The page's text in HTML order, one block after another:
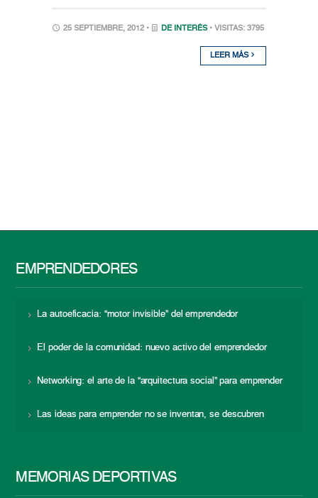
25 SEPTIEMBRE, 2012 • DE INTERÉS • VISITAS: 3795
LEER MÁS
EMPRENDEDORES
La autoeficacia: “motor invisible” del emprendedor
El poder de la comunidad: nuevo activo del emprendedor
Networking: el arte de la “arquitectura social” para emprender
Las ideas para emprender no se inventan, se descubren
MEMORIAS DEPORTIVAS